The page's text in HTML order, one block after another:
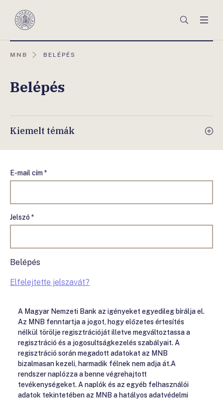
Magyar
Keresés
MNB
AKTUÁLIS
BELÉPÉS
Belépés
Kiemelt témák
E-mail cím *
Jelszó *
Belépés
Elfelejtette jelszavát?
A Magyar Nemzeti Bank az igényeket egyedileg bírálja el.
Az MNB fenntartja a jogot, hogy előzetes értesítés
nélkül törölje regisztrációját illetve megváltoztassa a
regisztráció és a jogosultságkezelés szabályait. A
regisztráció során megadott adatokat az MNB
bizalmasan kezeli, harmadik félnek nem adja át.A
rendszer naplózza a benne végrehajtott
tevékenységeket. A naplók és az egyéb felhasználói
adatok tekintetében az MNB a hatályos adatvédelmi